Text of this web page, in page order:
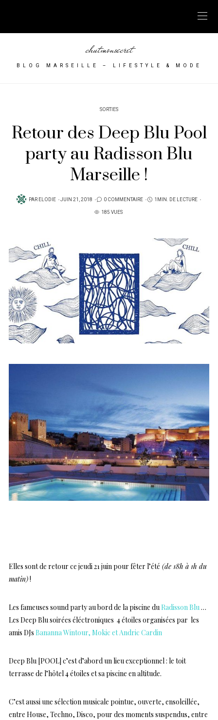
chutmonsecret
BLOG MARSEILLE – LIFESTYLE & MODE
SORTIES
Retour des Deep Blu Pool
party au Radisson Blu
Marseille !
PAR ELODIE
PUBLIÉ
JUIN 21, 2018 0 COMMENTAIRE
1MIN. DE LECTURE
185 VUES
Elles sont de retour ce jeudi 21 juin pour fêter l’été (de 18h à 1h du
matin)!
Les fameuses sound party au bord de la piscine duRadisson Blu…
Les Deep Blu soirées éléctroniques 4 étoiles organisées par les
amis DJs Bananna Wintour, Mokic et Andric Cardin
Deep Blu [POOL] c’est d’abord un lieu exceptionnel : le toit
terrasse de l’hôtel 4 étoiles et sa piscine en altitude.
C’est aussi une sélection musicale pointue, ouverte, ensoleillée,
entre House, Techno, Disco, pour des moments suspendus, entre